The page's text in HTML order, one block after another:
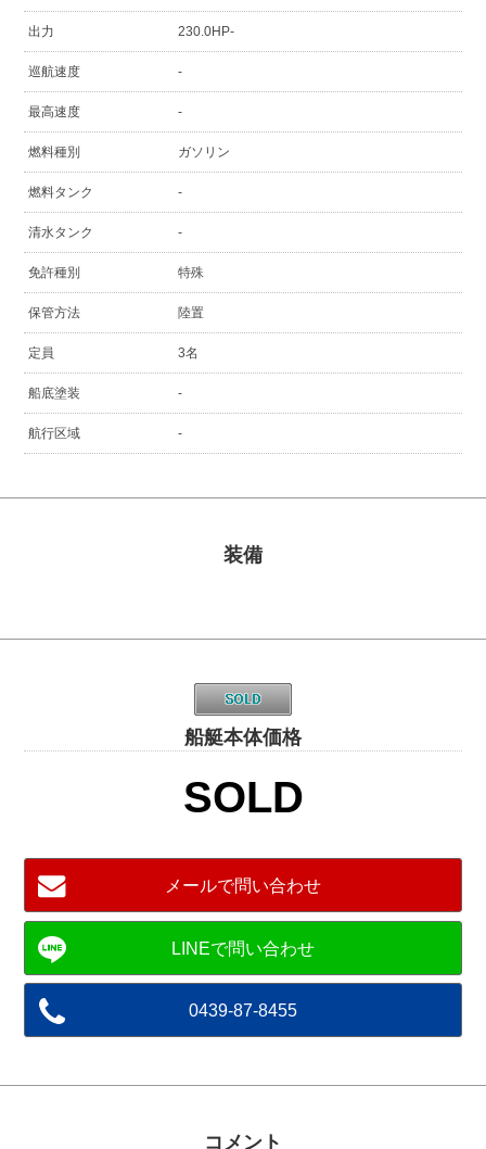
出力 230.0HP-
巡航速度 -
最高速度 -
燃料種別 ガソリン
燃料タンク -
清水タンク -
免許種別 特殊
保管方法 陸置
定員 3名
船底塗装 -
航行区域 -
装備
船艇本体価格
SOLD
メールで問い合わせ
0439-87-8455
コメント